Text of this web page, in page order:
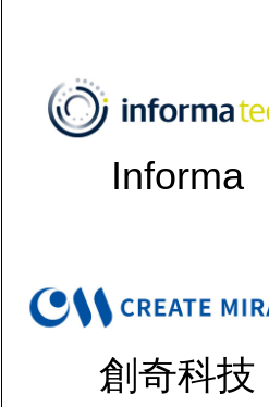
Informa
創奇科技